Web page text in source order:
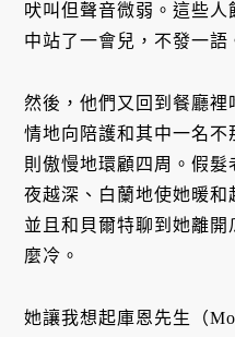
吠叫但聲音微弱。這些
中站了一會兒，不發一語
然後，他們又回到餐廳
情地向陪護和其中一名
則傲慢地環顧四周。假
夜越深、白蘭地使她暖和
並且和貝爾特聊到她離
麼冷。
她讓我想起庫恩先生（